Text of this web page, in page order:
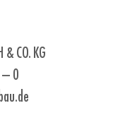
& CO. KG
– 0